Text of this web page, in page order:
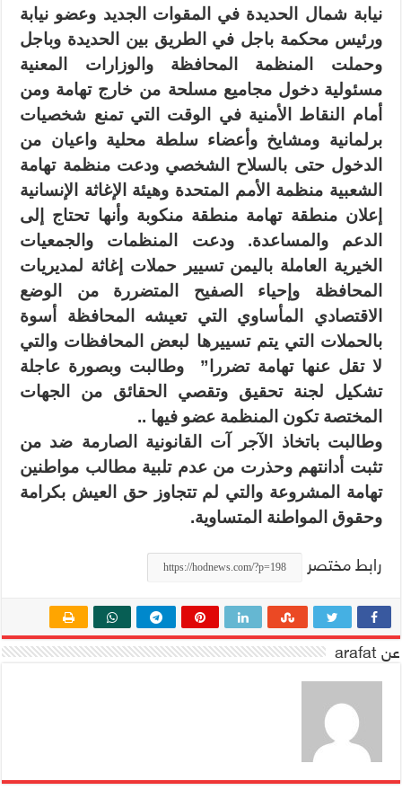
نيابة شمال الحديدة في المقوات الجديد وعضو نيابة
ورئيس محكمة باجل في الطريق بين الحديدة وباجل
وحملت المنظمة المحافظة والوزارات المعنية
مسئولية دخول مجاميع مسلحة من خارج تهامة ومن
أمام النقاط الأمنية في الوقت التي تمنع شخصيات
برلمانية ومشايخ وأعضاء سلطة محلية واعيان من
الدخول حتى بالسلاح الشخصي ودعت منظمة تهامة
الشعبية منظمة الأمم المتحدة وهيئة الإغاثة الإنسانية
إعلان منطقة تهامة منطقة منكوبة وأنها تحتاج إلى
الدعم والمساعدة. ودعت المنظمات والجمعيات
الخيرية العاملة باليمن تسيير حملات إغاثة لمديريات
المحافظة وإحياء الصفيح المتضررة من الوضع
الاقتصادي المأساوي التي تعيشه المحافظة أسوة
بالحملات التي يتم تسييرها لبعض المحافظات والتي
لا تقل عنها تهامة تضررا”
وطالبت وبصورة عاجلة
تشكيل لجنة تحقيق وتقصي الحقائق من الجهات
المختصة تكون المنظمة عضو فيها ..
وطالبت باتخاذ الآجر آت القانونية الصارمة ضد من
تثبت أدانتهم وحذرت من عدم تلبية مطالب مواطنين
تهامة المشروعة والتي لم تتجاوز حق العيش بكرامة
وحقوق المواطنة المتساوية.
رابط مختصر
عن arafat